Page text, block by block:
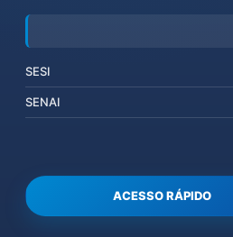
SESI
SENAI
ACESSO RÁPIDO